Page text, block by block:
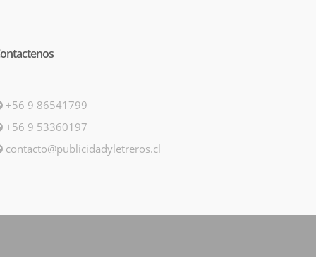
+56 9 86541799
+56 9 53360197
contacto@publicidadyletreros.cl